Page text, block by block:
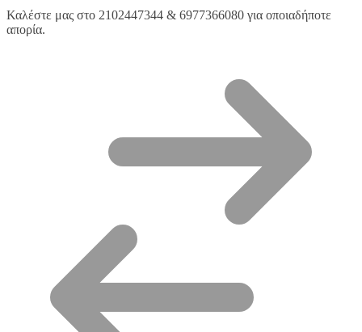
Καλέστε μας στο 2102447344 & 6977366080 για οποιαδήποτε
απορία.